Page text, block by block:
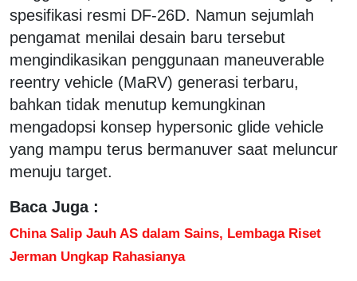
spesifikasi resmi DF-26D. Namun sejumlah
pengamat menilai desain baru tersebut
mengindikasikan penggunaan maneuverable
reentry vehicle (MaRV) generasi terbaru,
bahkan tidak menutup kemungkinan
mengadopsi konsep hypersonic glide vehicle
yang mampu terus bermanuver saat meluncur
menuju target.
Baca Juga :
China Salip Jauh AS dalam Sains, Lembaga Riset
Jerman Ungkap Rahasianya